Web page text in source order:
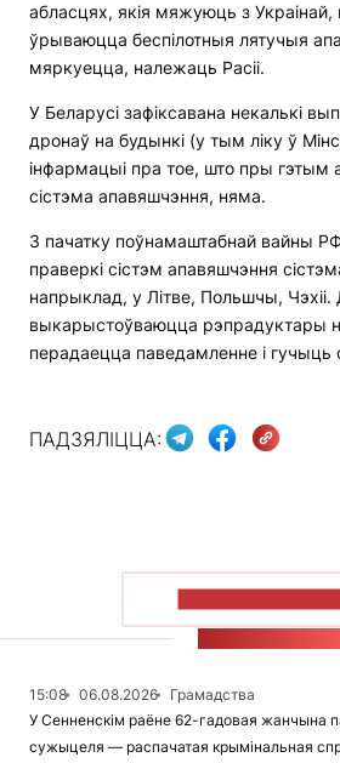
абласцях, якія мяжуюць з Украінай,
ўрываюцца беспілотныя лятучыя
мяркуецца, належаць Расіі.
У Беларусі зафіксавана некалькі
дронаў на будынкі (у тым ліку ў
інфармацыі пра тое, што пры гэтым
сістэма апавяшчэння, няма.
З пачатку поўнамаштабнай вайны
праверкі сістэм апавяшчэння
напрыклад, у Літве, Польшчы, Чэхіі.
выкарыстоўваюцца рэпрадуктары
перадаецца паведамленне і гучыць
ПАДЗЯЛІЦЦА:
15:08 06.08.2026
Грамадства
У Сенненскім раёне 62-гадовая жанчына
сужыцеля — распачатая крымінальная